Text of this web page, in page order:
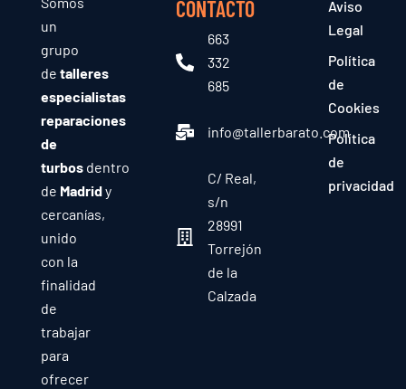
un
grupo
de talleres
especialistas
reparaciones
de
turbosdentro
de Madridy
cercanías,
unido
con la
finalidad
de
trabajar
para
ofrecer
CONTACTO
663
332
685
info@tallerbarato.com
C/ Real,
s/n
28991
Torrejón
de la
Calzada
Aviso
Legal
Política
de
Cookies
Política
de
privacidad